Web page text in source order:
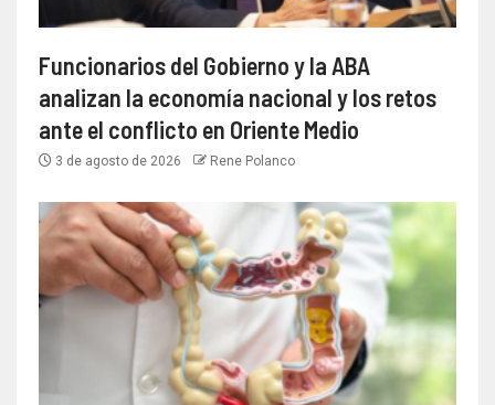
Funcionarios del Gobierno y la ABA
analizan la economía nacional y los retos
ante el conflicto en Oriente Medio
3 de agosto de 2026 Rene Polanco